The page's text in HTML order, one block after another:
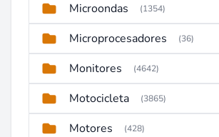
Microondas (1354)
Microprocesadores (36)
Monitores (4642)
Motocicleta (3865)
Motores (428)